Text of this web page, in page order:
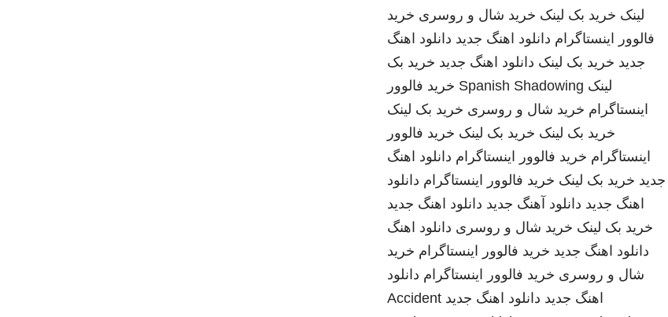
لینک خرید بک لینک خرید شال و روسری خرید
فالوور اینستاگرام دانلود اهنگ جدید دانلود اهنگ
جدید خرید بک لینک دانلود اهنگ جدید خرید بک
لینک Spanish Shadowing خرید فالوور
اینستاگرام خرید شال و روسری خرید بک لینک
خرید بک لینک خرید بک لینک خرید فالوور
اینستاگرام خرید فالوور اینستاگرام دانلود اهنگ
جدید خرید بک لینک خرید فالوور اینستاگرام دانلود
اهنگ جدید دانلود آهنگ جدید دانلود اهنگ جدید
خرید بک لینک خرید شال و روسری دانلود اهنگ
دانلود اهنگ جدید خرید فالوور اینستاگرام خرید
شال و روسری خرید فالوور اینستاگرام دانلود
اهنگ جدید دانلود اهنگ جدید Accident